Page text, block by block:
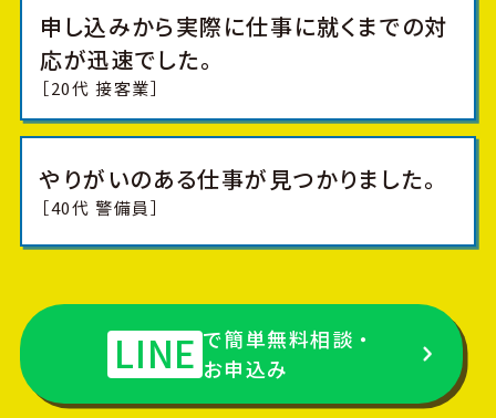
申し込みから実際に仕事に就くまでの対
応が迅速でした。
［20代 接客業］
やりがいのある仕事が見つかりました。
［40代 警備員］
LINE で簡単無料相談・
お申込み